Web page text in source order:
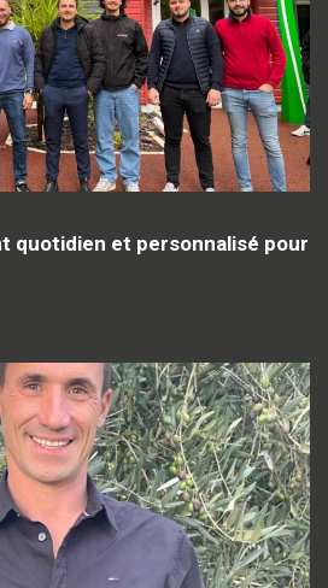
quotidien et personnalisé pour